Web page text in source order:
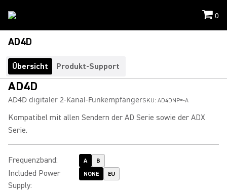
0
AD4D
Übersicht Produkt-Support
AD4D
AD4D digitaler 2-Kanal-FunkempfängerSKU: AD4DNP=-A
Kompatibel mit allen Sendern der AD Serie sowie der ADX
Serie.
Frequenzband: A B
Included Power
Supply:
NONE EU